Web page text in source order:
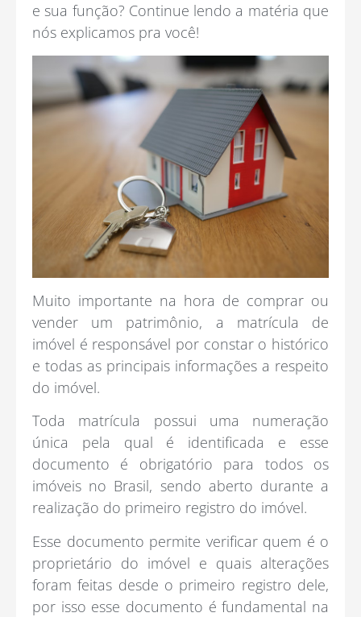
e sua função? Continue lendo a matéria que
nós explicamos pra você!
Muito importante na hora de comprar ou
vender um patrimônio, a matrícula de
imóvel é responsável por constar o histórico
e todas as principais informações a respeito
do imóvel.
Toda matrícula possui uma numeração
única pela qual é identificada e esse
documento é obrigatório para todos os
imóveis no Brasil, sendo aberto durante a
realização do primeiro registro do imóvel.
Esse documento permite verificar quem é o
proprietário do imóvel e quais alterações
foram feitas desde o primeiro registro dele,
por isso esse documento é fundamental na